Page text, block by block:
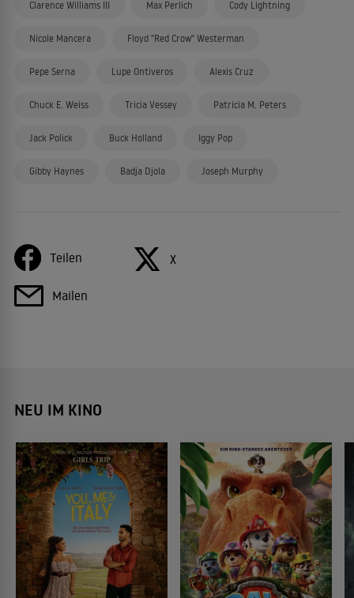
Clarence Williams III Max Perlich Cody Lightning
Nicole Mancera Floyd "Red Crow" Westerman
Pepe Serna Lupe Ontiveros Alexis Cruz
Chuck E. Weiss Tricia Vessey Patricia M. Peters
Jack Polick Buck Holland Iggy Pop
Gibby Haynes Badja Djola Joseph Murphy
Teilen X
Mailen
NEU IM KINO